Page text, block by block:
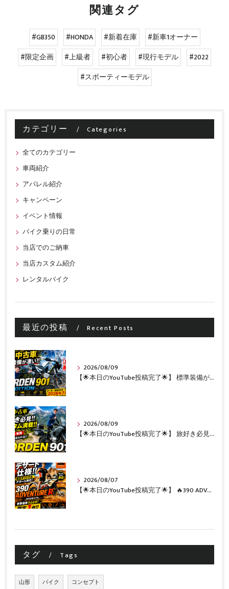
関連タグ
#GB350 #HONDA #新着在庫
#新車1オーナー
#限定企画
#上級者 #初心者 #現行モデル
#2022
#スポーティーモデル
カテゴリー Categories
全てのカテゴリー
車両紹介
アパレル紹介
キャンペーン
イベント情報
バイク乗りの日常
当店でのご納車
当店カスタム紹介
レンタルバイク
最近の投稿 Recent Posts
2026/08/09
【🌟本日のYouTube投稿完了🌟】 標準装備が凄い!!1オーナー・無転倒の極上中古車🔥 「NORDEN 901 EXPEDITION」が入荷いたしました✨ 【Husqvarna Motorcycles山形】
2026/08/09
【🌟本日のYouTube投稿完了🌟】 旅好き必見🔥!!カスタム満載の極上中古車！ 「NORDEN 901」が入荷いたしました✨【Husqvarna Motorcycles山形】
2026/08/07
【🌟本日のYouTube投稿完了🌟】 🔥390 ADVENTURE R × KTM山形 オリジナルデカール仕様誕生🔥
タグ Tags
山形 バイク コンセプト